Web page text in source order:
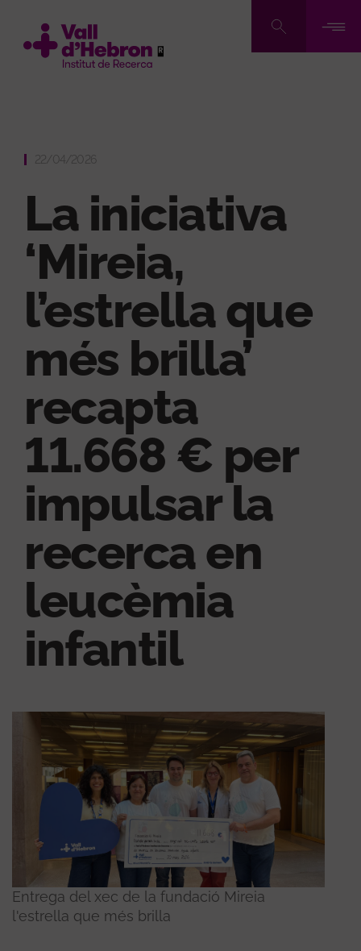
contenido
22/04/2026
La iniciativa
‘Mireia,
l’estrella que
més brilla’
recapta
11.668 € per
impulsar la
recerca en
leucèmia
infantil
Entrega del xec de la fundació Mireia
l'estrella que més brilla